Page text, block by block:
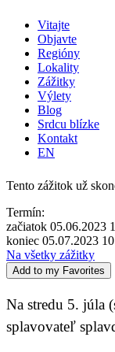
Vitajte
Objavte
Regióny
Lokality
Zážitky
Výlety
Blog
Srdcu blízke
Kontakt
EN
Tento zážitok už
Termín:
začiatok 05.06.2023
koniec 05.07.2023
Na všetky zážitky
Add to my Favorites
Na stredu 5. júla
splavovateľ